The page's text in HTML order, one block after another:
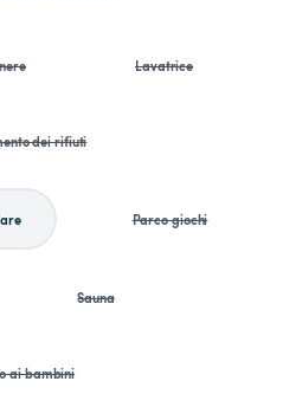
Lavatrice
dei rifiuti
Parco giochi
Sauna
ai bambini